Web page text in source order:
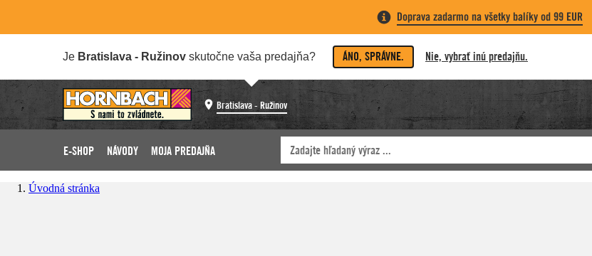
Doprava zadarmo na všetky balíky od 99 EUR
Je Bratislava - Ružinov skutočne vaša predajňa? ÁNO, SPRÁVNE. Nie, vybrať inú predajňu.
Bratislava - Ružinov
E-SHOP NÁVODY MOJA PREDAJŇA
Úvodná stránka